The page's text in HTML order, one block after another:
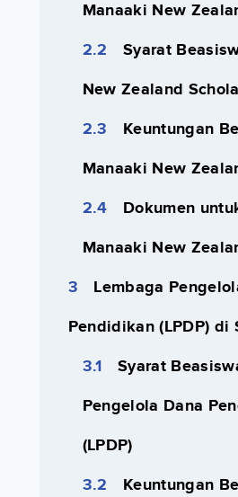
Manaaki New
Syarat
New Zealand
Keuntungan
Manaaki New
Dokumen
Manaaki New
Lembaga
Pendidikan (LPDP) di
Syarat
Pengelola Dana
(LPDP)
Keuntungan